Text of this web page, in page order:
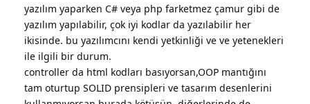
yazılım yaparken C# veya php farketmez çamur gibi de
yazılım yapılabilir, çok iyi kodlar da yazılabilir her
ikisinde. bu yazılımcını kendi yetkinliği ve ve yetenekleri
ile ilgili bir durum.
controller da html kodları basıyorsan,OOP mantığını
tam oturtup SOLID prensipleri ve tasarım desenlerini